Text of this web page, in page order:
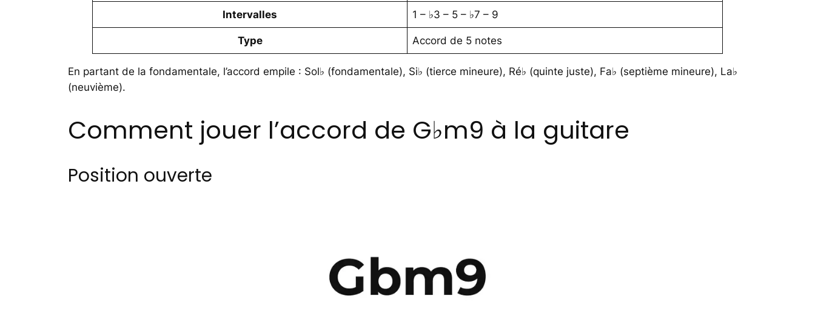
Intervalles 1 – ♭3 – 5 – ♭7 – 9
Type Accord de 5 notes
En partant de la fondamentale, l’accord empile : Sol♭ (fondamentale), Si♭ (tierce mineure), Ré♭ (quinte juste), Fa♭ (septième mineure), La♭
(neuvième).
Comment jouer l’accord de G♭m9 à la guitare
Position ouverte